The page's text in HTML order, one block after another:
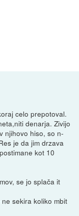
celo prepotoval.
denarja. Zivijo
njihovo hiso, so n-
je da jim drzava
kot 10
se jo splača it
sekira koliko mbit